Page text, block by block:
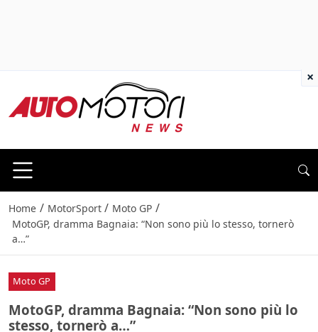
Home / MotorSport / Moto GP /
MotoGP, dramma Bagnaia: “Non sono più lo stesso, tornerò
a…”
Moto GP
MotoGP, dramma Bagnaia: “Non sono più lo
stesso, tornerò a…”
×